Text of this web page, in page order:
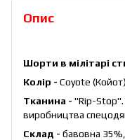
Опис
Шорти в мілітарі
Колір - Coyote
Тканина - "Rip-Stop".
виробництва
Склад - бавовна